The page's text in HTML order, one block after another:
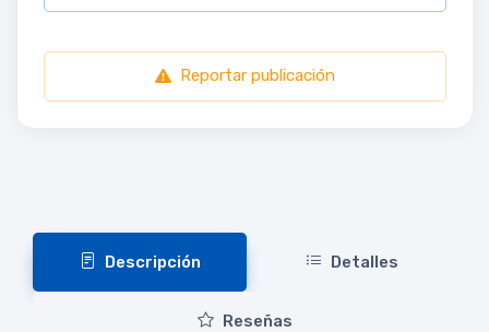
Reportar publicación
Descripción Detalles
Reseñas